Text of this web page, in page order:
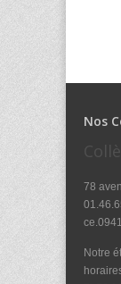
Nos
78
Notre